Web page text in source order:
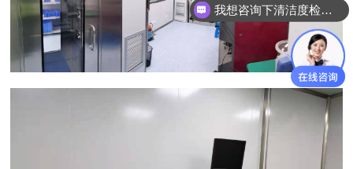
我想咨询下清洁度检测设备